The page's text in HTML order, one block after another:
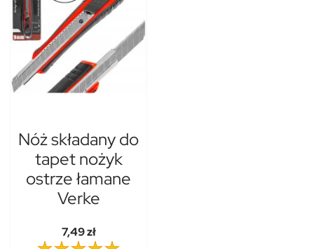
Nóż składany do
tapet nożyk
ostrze łamane
Verke
7,49 zł